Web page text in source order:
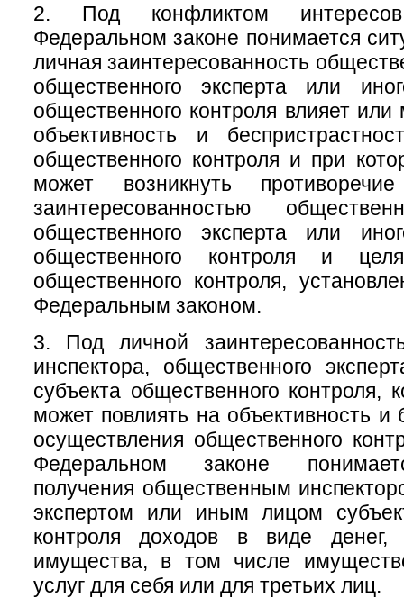
2. Под конфликтом
Федеральном законе понимается
личная заинтересованность
общественного эксперта или
общественного контроля влияет
объективность и
общественного контроля и при
может возникнуть
заинтересованностью
общественного эксперта или
общественного контроля и
общественного контроля,
Федеральным законом.
3. Под личной
инспектора, общественного
субъекта общественного контроля,
может повлиять на объективность и
осуществления общественного
Федеральном законе
получения общественным
экспертом или иным лицом
контроля доходов в виде денег,
имущества, в том числе
услуг для себя или для третьих лиц.